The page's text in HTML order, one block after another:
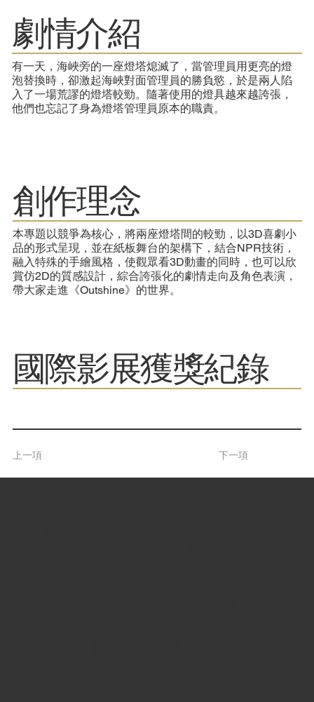
劇情介紹
有一天，海峽旁的一座燈塔熄滅了，當管理員用更亮的燈
泡替換時，卻激起海峽對面管理員的勝負慾，於是兩人陷
入了一場荒謬的燈塔較勁。隨著使用的燈具越來越誇張，
他們也忘記了身為燈塔管理員原本的職責。
​創作理念
本專題以競爭為核心，將兩座燈塔間的較勁，以3D喜劇小
品的形式呈現，並在紙板舞台的架構下，結合NPR技術，
融入特殊的手繪風格，使觀眾看3D動畫的同時，也可以欣
賞仿2D的質感設計，綜合誇張化的劇情走向及角色表演，
帶大家走進《Outshine》的世界。
​國際影展獲獎紀錄
上一項 下一項